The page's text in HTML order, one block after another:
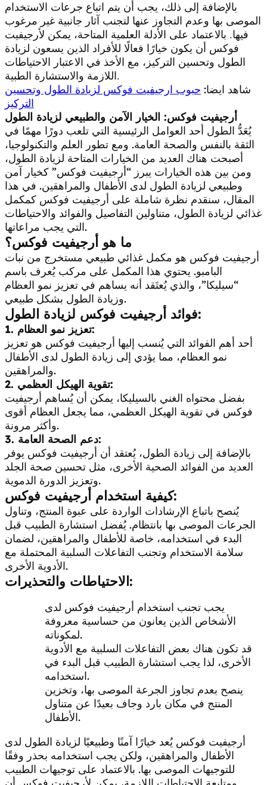
بالإضافة إلى ذلك، يجب أن يتم اتباع جرعات الاستخدام
الموصى بها وعدم التجاوز عنها لتجنب آثار جانبية غير مرغوب
فيها. بالاعتماد على الأدلة العلمية المتاحة، يمكن لأرجيفيت
فوكس أن يكون خيارًا فعالًا للأفراد الذين يسعون لزيادة
الطول وتحسين التركيز، مع الأخذ في الاعتبار الاحتياطات
اللازمة والاستشارة الطبية.
شاهد ايضا: حبوب ارجيفيت فوكس لزيادة الطول وتحسين
التركيز
أرجيفيت فوكس: الخيار الآمن والطبيعي لزيادة الطول
يُعَدُّ الطول أحد العوامل الرئيسية التي تلعب دورًا مهمًا في
الثقة بالنفس والصحة العامة. ومع تطور العلم والتكنولوجيا،
أصبحت هناك العديد من الخيارات المتاحة لزيادة الطول،
ومن بين هذه الخيارات يبرز “أرجيفيت فوكس” كخيار آمن
وطبيعي لزيادة الطول لدى الأطفال والمراهقين. في هذا
المقال، سنقدم نظرة شاملة على أرجيفيت فوكس كمكمل
غذائي لزيادة الطول، متناولين التفاصيل والفوائد والاحتياطات
التي يجب مراعاتها.
ما هو أرجيفيت فوكس؟
أرجيفيت فوكس هو مكمل غذائي طبيعي مستخرج من نبات
البامبو. يحتوي هذا المكمل على مركب يُعرف باسم
“سيليكا”، والذي يُعتَقد أنه يساهم في تعزيز نمو العظام
وزيادة الطول بشكل طبيعي.
فوائد أرجيفيت فوكس لزيادة الطول:
1. تعزيز نمو العظام:
أحد أهم الفوائد التي يُنسب إليها أرجيفيت فوكس هو تعزيز
نمو العظام، مما يؤدي إلى زيادة الطول لدى الأطفال
والمراهقين.
2. تقوية الهيكل العظمي:
بفضل محتواه الغني بالسيليكا، يمكن أن يُساهم أرجيفيت
فوكس في تقوية الهيكل العظمي، مما يجعل العظام أقوى
وأكثر مرونة.
3. دعم الصحة العامة:
بالإضافة إلى زيادة الطول، يُعتقد أن أرجيفيت فوكس يوفر
العديد من الفوائد الصحية الأخرى، مثل تحسين صحة الجلد
وتعزيز الدورة الدموية.
كيفية استخدام أرجيفيت فوكس:
يُنصح باتباع الإرشادات الواردة على عبوة المنتج، وتناول
الجرعات الموصى بها بانتظام. يُفضل استشارة الطبيب قبل
البدء في استخدامه، خاصة للأطفال والمراهقين، لضمان
سلامة الاستخدام وتجنب التفاعلات السلبية المحتملة مع
الأدوية الأخرى.
الاحتياطات والتحذيرات:
يجب تجنب استخدام أرجيفيت فوكس لدى
الأشخاص الذين يعانون من حساسية معروفة
لمكوناته.
قد تكون هناك بعض التفاعلات السلبية مع الأدوية
الأخرى، لذا يجب استشارة الطبيب قبل البدء في
استخدامه.
ينصح بعدم تجاوز الجرعة الموصى بها، وتخزين
المنتج في مكان بارد وجاف بعيدًا عن متناول
الأطفال.
أرجيفيت فوكس يُعد خيارًا آمنًا وطبيعيًا لزيادة الطول لدى
الأطفال والمراهقين، ولكن يجب استخدامه بحذر وفقًا
للتوجيهات الموصى بها. بالاعتماد على توجيهات الطبيب